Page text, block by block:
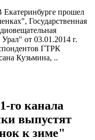
Екатеринбурге прошел
Государственная
от 03.01.2014 г.
ГТРК
Кузьмина, ..
го канала
выпустят
к зиме"